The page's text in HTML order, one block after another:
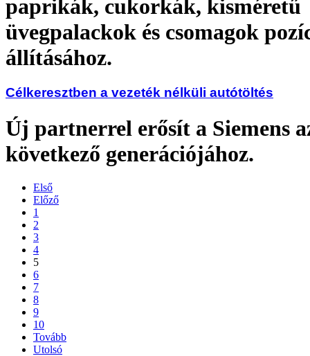
paprikák, cukorkák, kisméretű
üvegpalackok és csomagok
állításához.
Célkeresztben a vezeték nélküli autótöltés
Új partnerrel erősít a Siemens
következő generációjához.
Első
Előző
1
2
3
4
5
6
7
8
9
10
Tovább
Utolsó